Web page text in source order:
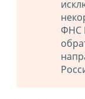
ФНС